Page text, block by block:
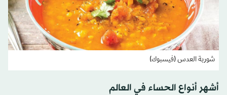
شوربة العدس (فيسبوك)
أشهر أنواع الحساء في العالم